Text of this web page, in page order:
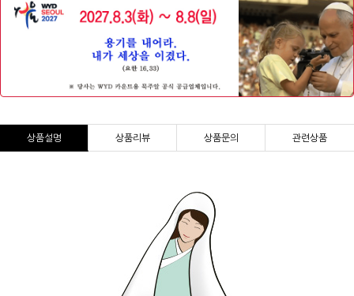
상품설명 상품리뷰 상품문의 관련상품